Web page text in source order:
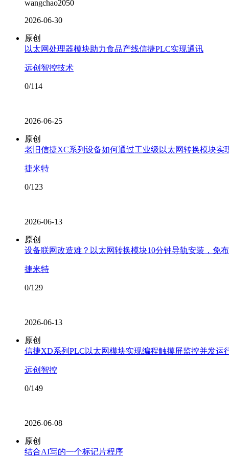
wangchao2050
2026-06-30
原创
以太网处理器模块助力食品产线信捷PLC实现通讯
远创智控技术
0/114
2026-06-25
原创
老旧信捷XC系列设备如何通过工业级以太网转换模块实
捷米特
0/123
2026-06-13
原创
设备联网改造难？以太网转换模块10分钟导轨安装，免
捷米特
0/129
2026-06-13
原创
信捷XD系列PLC以太网模块实现编程触摸屏监控并发运
远创智控
0/149
2026-06-08
原创
结合AI写的一个标记片程序